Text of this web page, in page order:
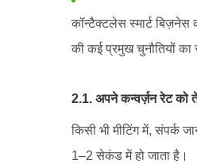
कॉन्टैक्टलेस स्मार्ट बिज़नेस
की कई प्रमुख चुनौतियों का
2.1. अपने कन्वर्ज़न रेट को
किसी भी मीटिंग में, संपर्क
1–2 सेकंड में हो जाता है।